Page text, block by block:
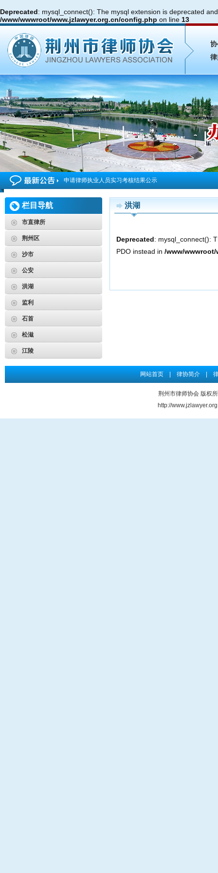
Deprecated: mysql_connect(): The mysql extension is deprecated
/www/wwwroot/www.jzlawyer.org.cn/config.php on line 13
申请律师执业人员实习考核结果公示
2026年度第4期申请律师执业人员参加面试考核的通知
申请律师执业人员实习考核结果公示
2026年度第3期申请律师执业人员参加面试考核的通知
申请律师执业人员实习考核结果公示
栏目导航
市直律所
荆州区
沙市
公安
洪湖
监利
石首
松滋
江陵
洪湖
Deprecated: mysql_connect():
PDO instead in/www/
网站首页 |律协简介 |
荆州市律师协会 版权
http://